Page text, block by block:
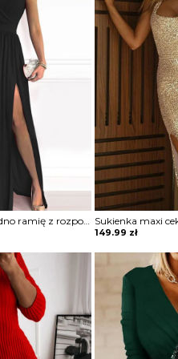
Sukienka maxi na jedno ramię z rozporkiem
149.99 zł